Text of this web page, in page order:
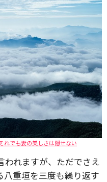
れでも妻の美しさは隠せない
われますが、ただでさえ
八重垣を三度も繰り返す